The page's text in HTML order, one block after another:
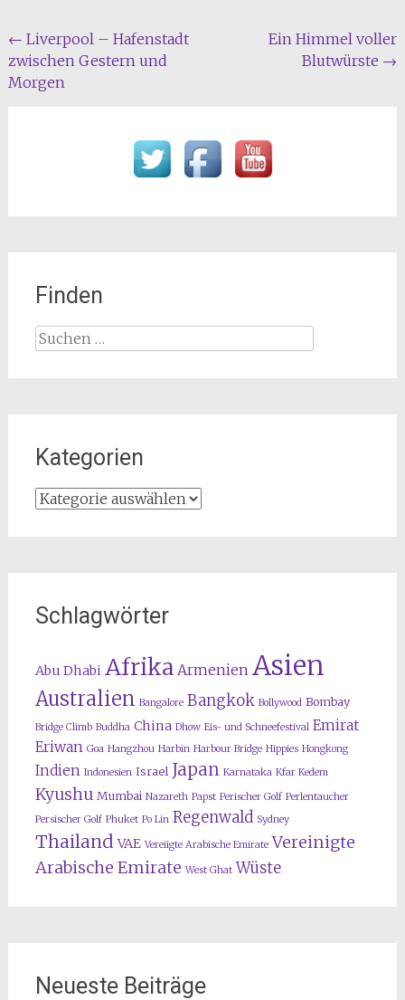
Beitragsnavigation
← Liverpool – Hafenstadt
zwischen Gestern und
Morgen
Ein Himmel voller
Blutwürste →
Finden
Suchen
nach:
Kategorien
Kategorien
Schlagwörter
Abu Dhabi Afrika Armenien Asien
Australien Bangalore Bangkok Bollywood Bombay
Bridge Climb Buddha China Dhow Eis- und Schneefestival Emirat
Eriwan Goa Hangzhou Harbin Harbour Bridge Hippies Hongkong
Indien Indonesien Israel Japan Karnataka Kfar Kedem
Kyushu Mumbai Nazareth Papst Perischer Golf Perlentaucher
Persischer Golf Phuket Po Lin Regenwald Sydney
Thailand VAE Vereiigte Arabische Emirate Vereinigte
Arabische Emirate West Ghat Wüste
Neueste Beiträge